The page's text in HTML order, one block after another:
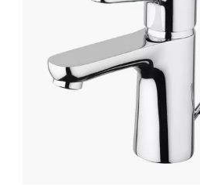
TTC